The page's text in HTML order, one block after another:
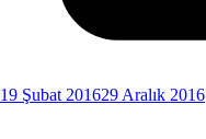
19 Şubat 201629 Aralık 2016